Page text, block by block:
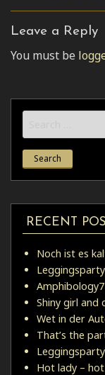
Leave a Reply
You must be
for:
RECENT
Noch ist es
Shiny girl and
Wet in der
That’s the
Hot lady –